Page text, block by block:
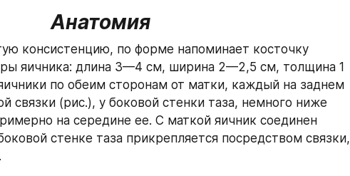
Анатомия
консистенцию, по форме напоминает косточку
яичника: длина 3—4 см, ширина 2—2,5 см, толщина 1
по обеим сторонам от матки, каждый на заднем
связки (рис.), у боковой стенки таза, немного ниже
на середине ее. С маткой яичник соединен
стенке таза прикрепляется посредством связки,